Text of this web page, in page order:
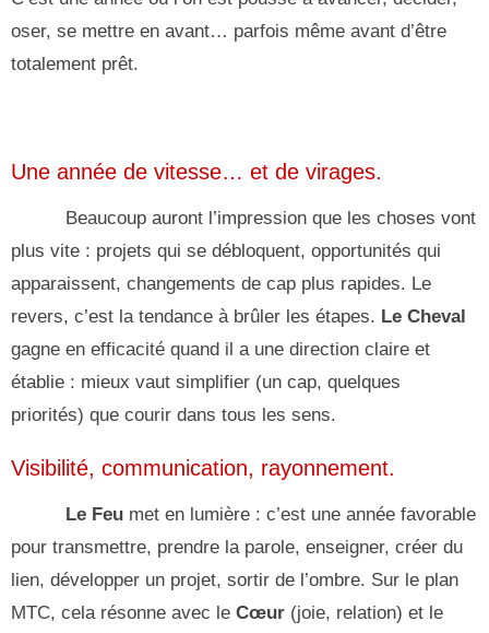
oser, se mettre en avant… parfois même avant d’être
totalement prêt.
Une année de vitesse… et de virages.
Beaucoup auront l’impression que les choses vont
plus vite : projets qui se débloquent, opportunités qui
apparaissent, changements de cap plus rapides. Le
revers, c’est la tendance à brûler les étapes. Le Cheval
gagne en efficacité quand il a une direction claire et
établie : mieux vaut simplifier (un cap, quelques
priorités) que courir dans tous les sens.
Visibilité, communication, rayonnement.
Le Feu met en lumière : c’est une année favorable
pour transmettre, prendre la parole, enseigner, créer du
lien, développer un projet, sortir de l’ombre. Sur le plan
MTC, cela résonne avec le Cœur (joie, relation) et le